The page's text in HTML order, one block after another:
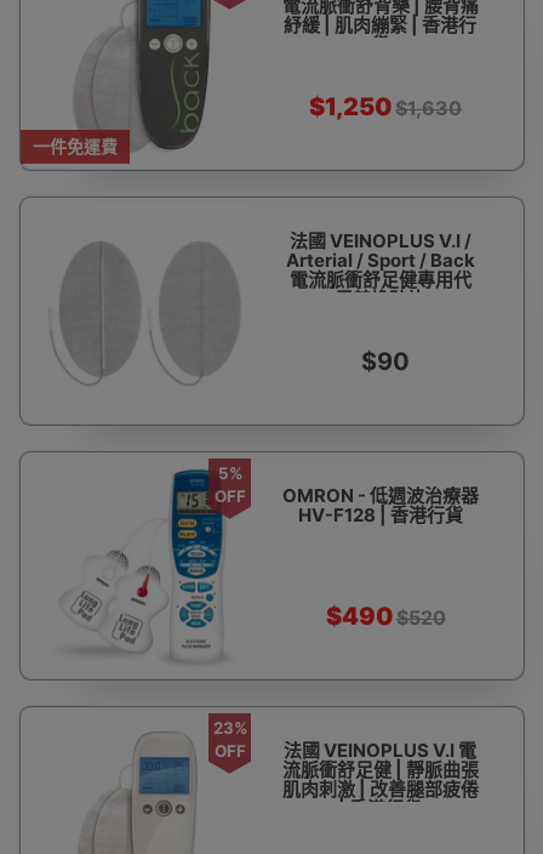
一件免運費
電流脈衝舒背樂 | 腰背痛
紓緩 | 肌肉繃緊 | 香港行
貨
$1,250$1,630
法國 VEINOPLUS V.I /
Arterial / Sport / Back
電流脈衝舒足健專用代
用替換貼片
$90
5%
OFF
OMRON - 低週波治療器
HV-F128 | 香港行貨
$490$520
23%
OFF
法國 VEINOPLUS V.I 電
流脈衝舒足健 | 靜脈曲張
肌肉刺激 | 改善腿部疲倦
| 香港行貨